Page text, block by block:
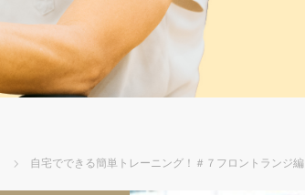
自宅でできる簡単トレーニング！＃７フロントランジ編